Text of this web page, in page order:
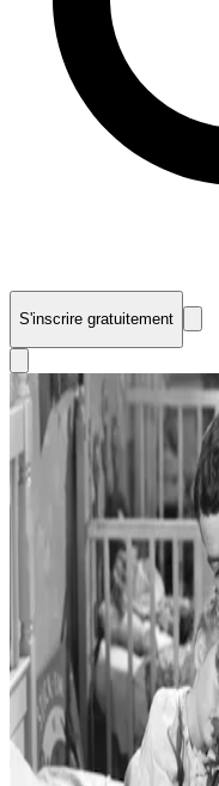
S'inscrire gratuitement